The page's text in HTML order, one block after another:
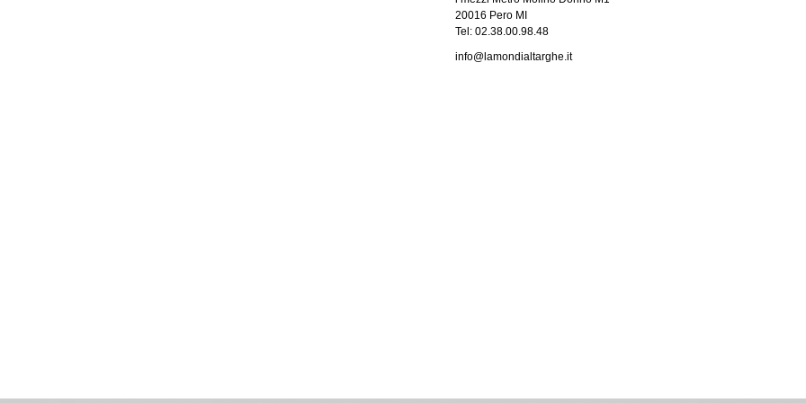
20016 Pero MI
Tel: 02.38.00.98.48
info@lamondialtarghe.it